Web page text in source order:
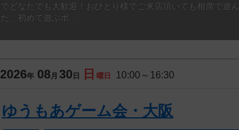
でどなたでも大歓迎！おひとり様でご来店頂いても相席で遊
た、初めて遊ぶボ...
2026年 08月 30 日 日 曜日 10:00～16:30
ゆうもあゲーム会・大阪